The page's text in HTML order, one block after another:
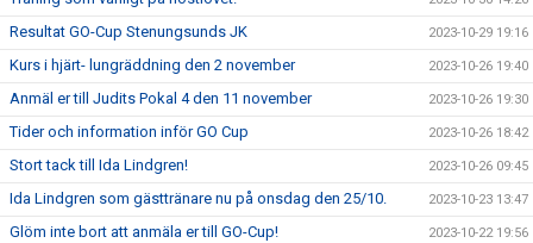
Resultat GO-Cup Stenungsunds JK 2023-10-29 19:16
Kurs i hjärt- lungräddning den 2 november 2023-10-26 19:40
Anmäl er till Judits Pokal 4 den 11 november 2023-10-26 19:30
Tider och information inför GO Cup 2023-10-26 18:42
Stort tack till Ida Lindgren! 2023-10-26 09:45
Ida Lindgren som gästtränare nu på onsdag den 25/10. 2023-10-23 13:47
Glöm inte bort att anmäla er till GO-Cup! 2023-10-22 19:56